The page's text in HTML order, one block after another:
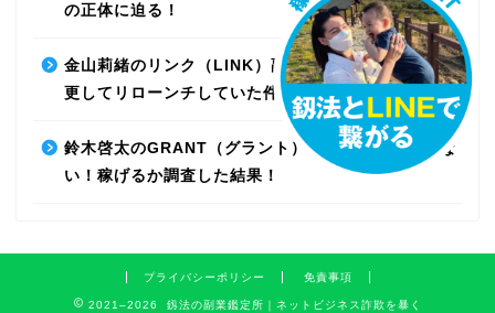
の正体に迫る！
金山莉緒のリンク（LINK）副業詐欺！運営会社を変
更してリローンチしていた件！【再編集】
鈴木啓太のGRANT（グラント）は副業詐欺で稼げな
い！稼げるか調査した結果！
プライバシーポリシー 免責事項
2021–2026 釼法の副業鑑定所｜ネットビジネス詐欺を暴く